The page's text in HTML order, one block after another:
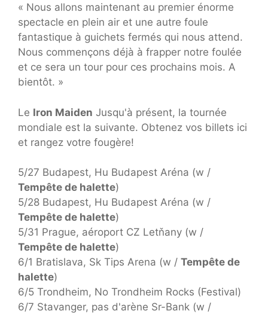
« Nous allons maintenant au premier énorme
spectacle en plein air et une autre foule
fantastique à guichets fermés qui nous attend.
Nous commençons déjà à frapper notre foulée
et ce sera un tour pour ces prochains mois. A
bientôt. »
Le Iron Maiden Jusqu'à présent, la tournée
mondiale est la suivante. Obtenez vos billets ici
et rangez votre fougère!
5/27 Budapest, Hu Budapest Aréna (w /
Tempête de halette)
5/28 Budapest, Hu Budapest Aréna (w /
Tempête de halette)
5/31 Prague, aéroport CZ Letňany (w /
Tempête de halette)
6/1 Bratislava, Sk Tips Arena (w / Tempête de
halette)
6/5 Trondheim, No Trondheim Rocks (Festival)
6/7 Stavanger, pas d'arène Sr-Bank (w /